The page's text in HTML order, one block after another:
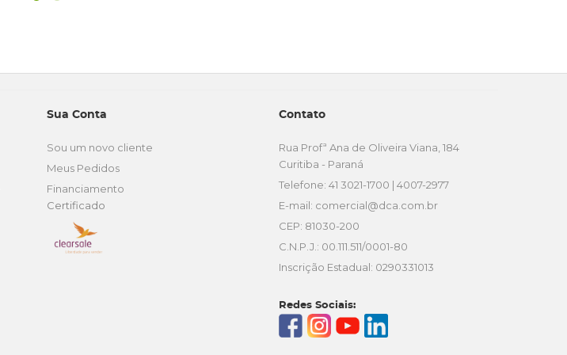
Sua Conta
Sou um novo cliente
Meus Pedidos
Financiamento
Certificado
Contato
Rua Profª Ana de Oliveira Viana, 184
Curitiba - Paraná
Telefone: 41 3021-1700 | 4007-2977
E-mail: comercial@dca.com.br
CEP: 81030-200
C.N.P.J.: 00.111.511/0001-80
Inscrição Estadual: 0290331013
Redes Sociais: